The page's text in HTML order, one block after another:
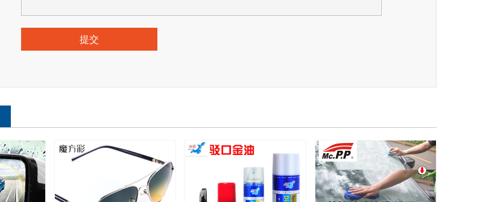
提交